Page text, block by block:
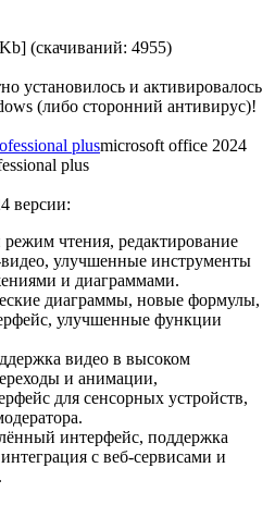
(cкачиваний: 4955)
установилось и активировалось
(либо сторонний антивирус)!
microsoft office 2024
plus
версии:
чтения, редактирование
улучшенные инструменты
и диаграммами.
диаграммы, новые формулы,
улучшенные функции
видео в высоком
и анимации,
для сенсорных устройств,
интерфейс, поддержка
с веб-сервисами и